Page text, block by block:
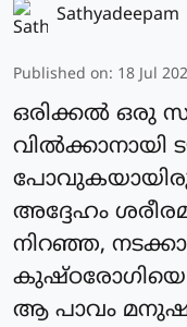
Sathyadeepam
Published on: 18 Jul
ഒരിക്കൽ ഒരു
വിൽക്കാനായി
അദ്ദേഹം
നിറഞ്ഞ,
ആ പാവം